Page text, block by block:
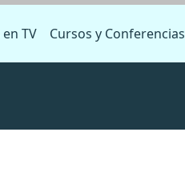
TV Cursos y Conferencias